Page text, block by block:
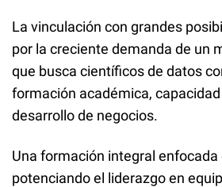
La vinculación con grandes
por la creciente demanda de un
que busca científicos de datos
formación académica,
desarrollo de negocios.
Una formación integral enfocada
potenciando el liderazgo en